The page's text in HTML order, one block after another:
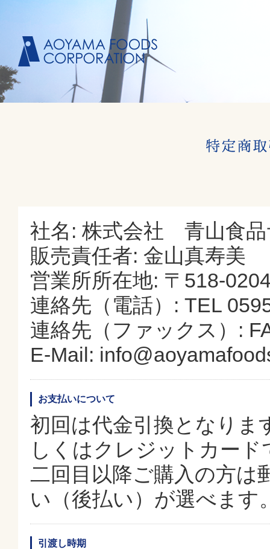
社名: 株式会社 青山食品
販売責任者: 金山真寿美
営業所所在地: 〒518-
連絡先（電話）: TEL
連絡先（ファックス）:
E-Mail:
お支払いについて
初回は代金引換となりま
しくはクレジットカー
二回目以降ご購入の方は
い（後払い）が選べます
引渡し時期